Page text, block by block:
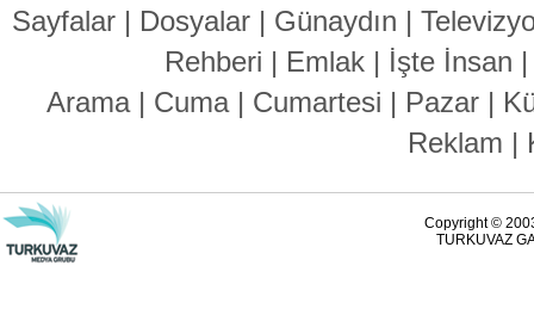
Sayfalar | Dosyalar | Günaydın |
Rehberi | Emlak| İşte İnsan
Arama| Cuma| Cumartesi | Pazar |
Reklam |
Copyright ©
TURKUVAZ